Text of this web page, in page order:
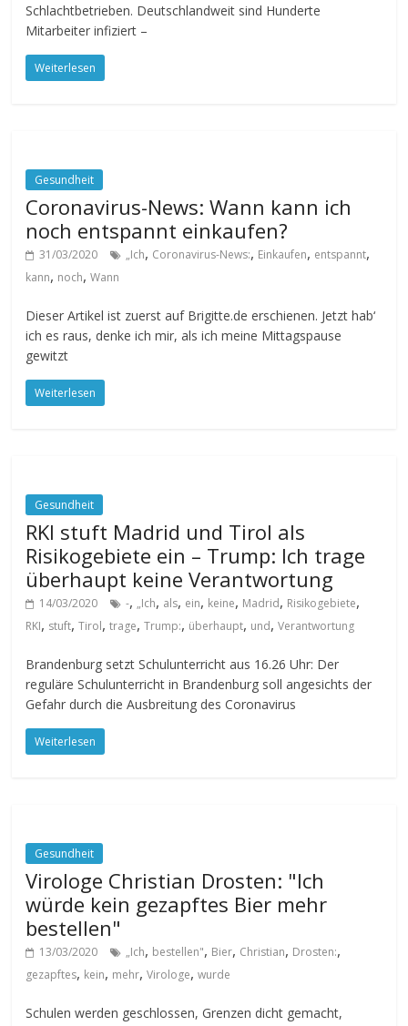
Schlachtbetrieben. Deutschlandweit sind Hunderte
Mitarbeiter infiziert –
Weiterlesen
Gesundheit
Coronavirus-News: Wann kann ich
noch entspannt einkaufen?
31/03/2020 „Ich, Coronavirus-News:, Einkaufen, entspannt,
kann, noch,Wann
Dieser Artikel ist zuerst auf Brigitte.de erschienen. Jetzt hab‘
ich es raus, denke ich mir, als ich meine Mittagspause
gewitzt
Weiterlesen
Gesundheit
RKI stuft Madrid und Tirol als
Risikogebiete ein – Trump: Ich trage
überhaupt keine Verantwortung
14/03/2020 -, „Ich, als, ein, keine, Madrid, Risikogebiete,
RKI, stuft,Tirol,trage,Trump:, überhaupt, und,Verantwortung
Brandenburg setzt Schulunterricht aus 16.26 Uhr: Der
reguläre Schulunterricht in Brandenburg soll angesichts der
Gefahr durch die Ausbreitung des Coronavirus
Weiterlesen
Gesundheit
Virologe Christian Drosten: "Ich
würde kein gezapftes Bier mehr
bestellen"
13/03/2020 „Ich, bestellen", Bier, Christian, Drosten:,
gezapftes, kein, mehr,Virologe,wurde
Schulen werden geschlossen, Grenzen dicht gemacht,